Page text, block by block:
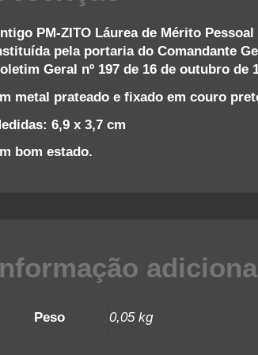
PM-ZITO Láurea de Mérito
pela portaria do Comandante
Geral nº 197 de 16 de outubro de
metal prateado e fixado em couro
6,9 x 3,7 cm
bom estado.
Peso 0,05 kg